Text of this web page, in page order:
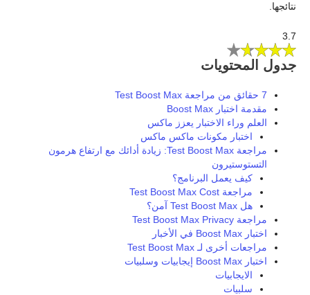
نتائجها.
3.7
جدول المحتويات
7 حقائق من مراجعة Test Boost Max
مقدمة اختبار Boost Max
العلم وراء الاختبار يعزز ماكس
اختبار مكونات ماكس ماكس
مراجعة Test Boost Max: زيادة أدائك مع ارتفاع هرمون
التستوستيرون
كيف يعمل البرنامج؟
مراجعة Test Boost Max Cost
هل Test Boost Max آمن؟
مراجعة Test Boost Max Privacy
اختبار Boost Max في الأخبار
مراجعات أخرى لـ Test Boost Max
اختبار Boost Max إيجابيات وسلبيات
الايجابيات
سلبيات